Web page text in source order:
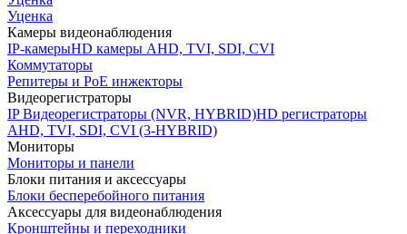
Уценка
Камеры видеонаблюдения
IP-камерыHD камеры AHD, TVI, SDI, CVI
Коммутаторы
Репитеры и PoE инжекторы
Видеорегистраторы
IP Видеорегистраторы (NVR, HYBRID)HD регистраторы
AHD, TVI, SDI, CVI (3-HYBRID)
Мониторы
Мониторы и панели
Блоки питания и аксессуары
Блоки бесперебойного питания
Аксессуары для видеонаблюдения
Кронштейны и переходники